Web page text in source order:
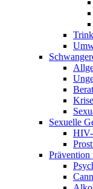
Sexuelle
Prävention